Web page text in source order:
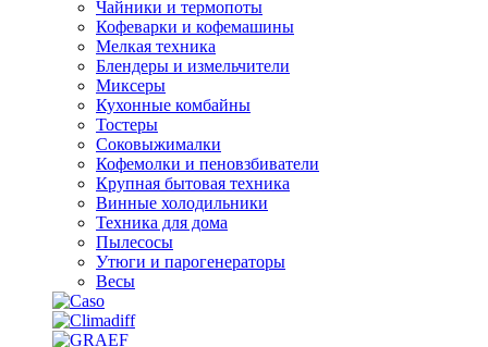
Чайники и термопоты
Кофеварки и кофемашины
Мелкая техника
Блендеры и измельчители
Миксеры
Кухонные комбайны
Тостеры
Соковыжималки
Кофемолки и пеновзбиватели
Крупная бытовая техника
Винные холодильники
Техника для дома
Пылесосы
Утюги и парогенераторы
Весы